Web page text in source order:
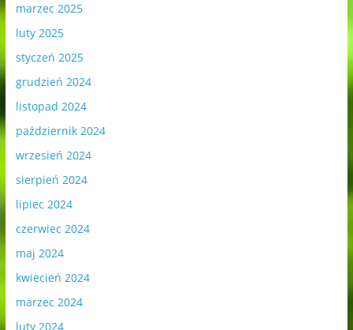
marzec 2025
luty 2025
styczeń 2025
grudzień 2024
listopad 2024
październik 2024
wrzesień 2024
sierpień 2024
lipiec 2024
czerwiec 2024
maj 2024
kwiecień 2024
marzec 2024
luty 2024